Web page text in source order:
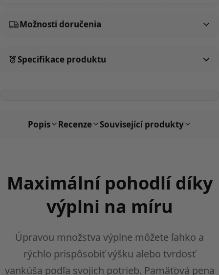
Možnosti doručenia
Specifikace produktu
Popis Recenze Související produkty
Maximální pohodlí díky
výplni na míru
Úpravou množstva výplne môžete ľahko a
rýchlo prispôsobiť výšku alebo tvrdosť
vankúša podľa svojich potrieb. Pamäťová pena